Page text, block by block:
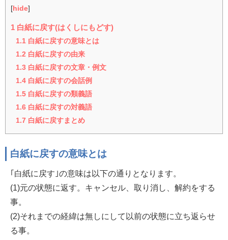
[ hide]
1 白紙に戻す(はくしにもどす)
1.1 白紙に戻すの意味とは
1.2 白紙に戻すの由来
1.3 白紙に戻すの文章・例文
1.4 白紙に戻すの会話例
1.5 白紙に戻すの類義語
1.6 白紙に戻すの対義語
1.7 白紙に戻すまとめ
白紙に戻すの意味とは
｢白紙に戻す｣の意味は以下の通りとなります。
(1)元の状態に返す。キャンセル、取り消し、解約をする
事。
(2)それまでの経緯は無しにして以前の状態に立ち返らせ
る事。